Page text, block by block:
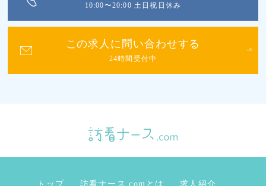
10:00〜20:00 土日祝日休み
この求人に問い合わせする
24時間受付中
トップ 訪看ナース.comとは 求人紹介